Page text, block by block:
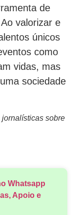
de
valorizar e
únicos
como
vidas, mas
sociedade
sobre
Whatsapp
Apoio e